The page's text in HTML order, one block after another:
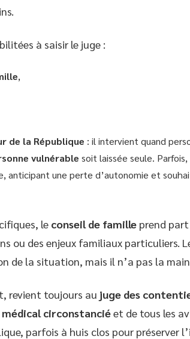
à saisir le juge :
,
de la République : il intervient quand
vulnérable soit laissée seule. Parfois,
anticipant une perte d’autonomie et
le conseil de famille prend
ou des enjeux familiaux particuliers.
de la situation, mais il n’a pas la
revient toujours au juge des
circonstanciéet de tous les
parfois à huis clos pour préserver